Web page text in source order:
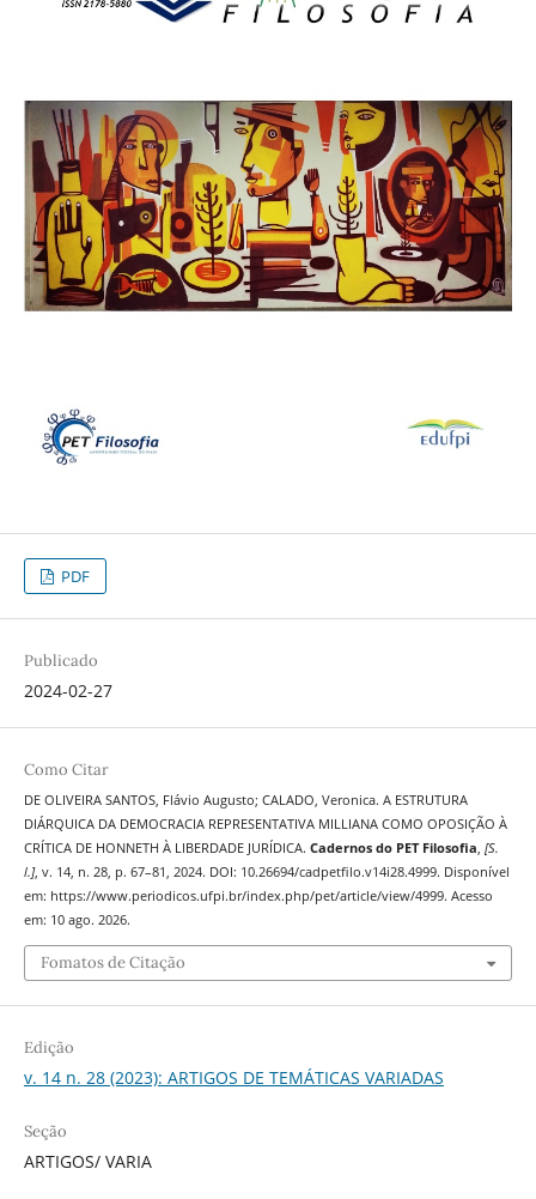
PDF
Publicado
2024-02-27
Como Citar
DE OLIVEIRA SANTOS, Flávio Augusto; CALADO, Veronica. A ESTRUTURA
DIÁRQUICA DA DEMOCRACIA REPRESENTATIVA MILLIANA COMO OPOSIÇÃO À
CRÍTICA DE HONNETH À LIBERDADE JURÍDICA. Cadernos do PET Filosofia, [S.
l.], v. 14, n. 28, p. 67–81, 2024. DOI: 10.26694/cadpetfilo.v14i28.4999. Disponível
em: https://www.periodicos.ufpi.br/index.php/pet/article/view/4999. Acesso
em: 10 ago. 2026.
Fomatos de Citação
Edição
v. 14 n. 28 (2023): ARTIGOS DE TEMÁTICAS VARIADAS
Seção
ARTIGOS/ VARIA